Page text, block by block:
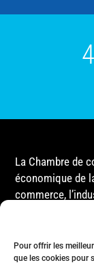
Pour offrir les
que les cookies pour
La Chambre de
économique de
commerce,
intérêts de ses
provincial ou